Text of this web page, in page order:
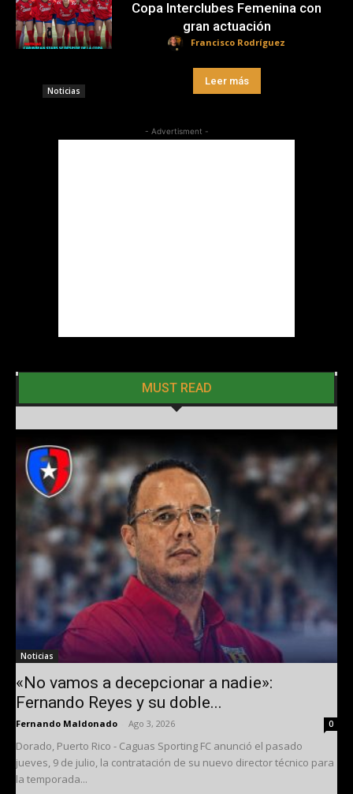
Noticias
Copa Interclubes Femenina con
gran actuación
Francisco Rodríguez
Leer más
- Advertisment -
MUST READ
Noticias
«No vamos a decepcionar a nadie»:
Fernando Reyes y su doble...
Fernando Maldonado Ago 3, 2026 0
Dorado, Puerto Rico - Caguas Sporting FC anunció el pasado
jueves, 9 de julio, la contratación de su nuevo director técnico para
la temporada...